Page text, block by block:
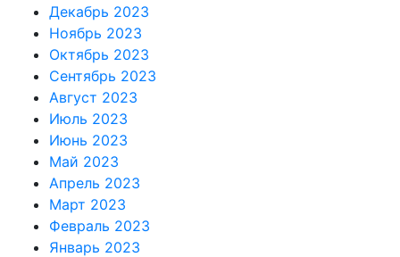
Декабрь 2023
Ноябрь 2023
Октябрь 2023
Сентябрь 2023
Август 2023
Июль 2023
Июнь 2023
Май 2023
Апрель 2023
Март 2023
Февраль 2023
Январь 2023